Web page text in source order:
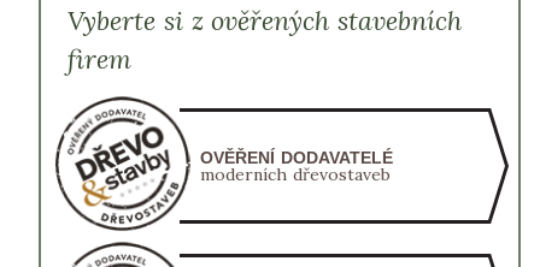
Vyberte si z ověřených stavebních
firem
OVĚŘENÍ DODAVATELÉ
moderních dřevostaveb